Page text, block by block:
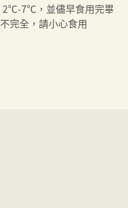
2℃-7℃，並儘早食用完畢
完全，請小心食用